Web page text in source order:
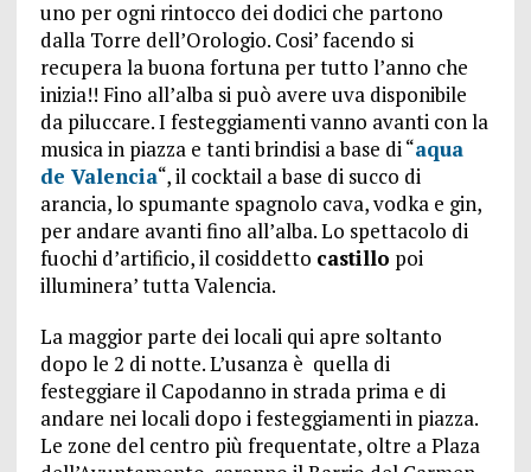
uno per ogni rintocco dei dodici che partono
dalla Torre dell’Orologio. Cosi’ facendo si
recupera la buona fortuna per tutto l’anno che
inizia!! Fino all’alba si può avere uva disponibile
da piluccare. I festeggiamenti vanno avanti con la
musica in piazza e tanti brindisi a base di “aqua
de Valencia“, il cocktail a base di succo di
arancia, lo spumante spagnolo cava, vodka e gin,
per andare avanti fino all’alba. Lo spettacolo di
fuochi d’artificio, il cosiddetto castillo poi
illuminera’ tutta Valencia.
La maggior parte dei locali qui apre soltanto
dopo le 2 di notte. L’usanza è quella di
festeggiare il Capodanno in strada prima e di
andare nei locali dopo i festeggiamenti in piazza.
Le zone del centro più frequentate, oltre a Plaza